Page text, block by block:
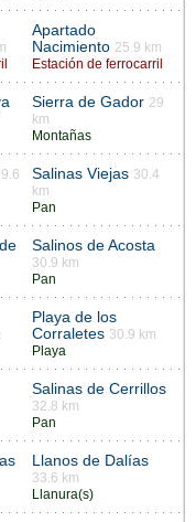
Apartado
Nacimiento 25.9 km
Estación de ferrocarril
Sierra de Gador 29
km
Montañas
Salinas Viejas 30.4
km
Pan
Salinos de Acosta
30.9 km
Pan
Playa de los
Corraletes 30.9 km
Playa
Salinas de Cerrillos
32.8 km
Pan
Llanos de Dalías
33.6 km
Llanura(s)